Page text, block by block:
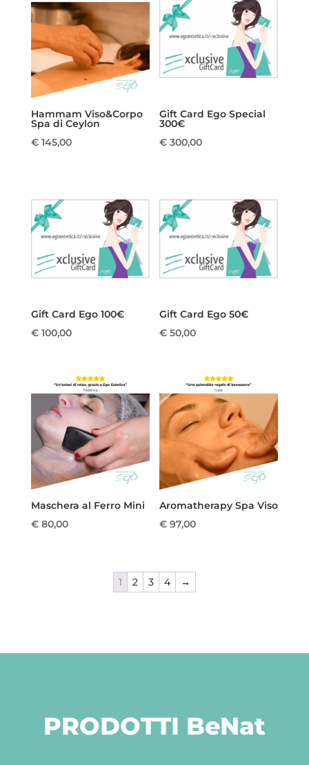
Hammam Viso&Corpo
Spa di Ceylon
€145,00
Gift Card Ego Special
300€
€ 300,00
Gift Card Ego 100€
€100,00
Gift Card Ego 50€
€ 50,00
Maschera al Ferro Mini
€80,00
Aromatherapy Spa Viso
€ 97,00
1 2 3 4 →
PRODOTTI BeNat